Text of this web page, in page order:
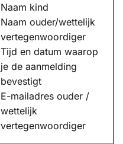
Naam kind
Naam ouder/wettelijk
vertegenwoordiger
Tijd en datum waarop
je de aanmelding
bevestigt
E-mailadres ouder /
wettelijk
vertegenwoordiger